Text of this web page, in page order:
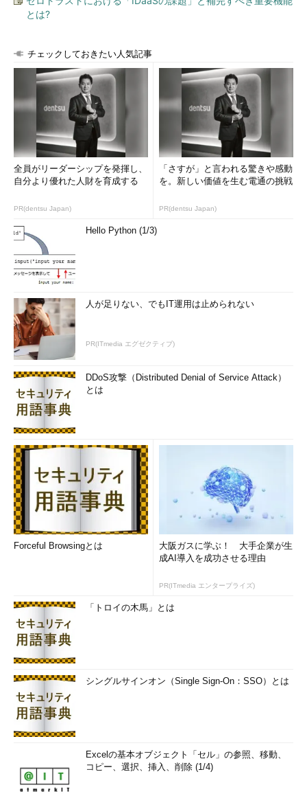
とは?
チェックしておきたい人気記事
全員がリーダーシップを発揮し、
自分より優れた人財を育成する
PR(dentsu Japan)
「さすが」と言われる驚きや感動
を。新しい価値を生む電通の挑戦
PR(dentsu Japan)
Hello Python (1/3)
人が足りない、でもIT運用は止められない
PR(ITmedia エグゼクティブ)
DDoS攻撃（Distributed Denial of Service Attack）
とは
Forceful Browsingとは
大阪ガスに学ぶ！ 大手企業が生
成AI導入を成功させる理由
PR(ITmedia エンタープライズ)
「トロイの木馬」とは
シングルサインオン（Single Sign-On：SSO）とは
Excelの基本オブジェクト「セル」の参照、移動、
コピー、選択、挿入、削除 (1/4)